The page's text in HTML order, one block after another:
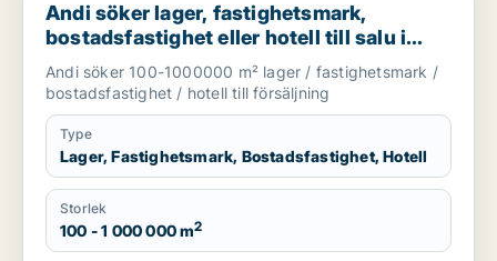
Andi söker lager, fastighetsmark,
bostadsfastighet eller hotell till salu i
Stockholms län
Andi söker 100-1000000 m² lager / fastighetsmark /
bostadsfastighet / hotell till försäljning
Type
Lager, Fastighetsmark, Bostadsfastighet, Hotell
Storlek
100 - 1 000 000 m2